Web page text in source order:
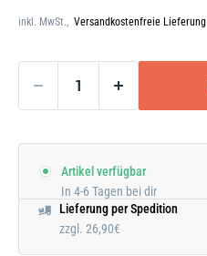
inkl. MwSt., Versandkostenfreie Lieferung
Artikel verfügbar
In 4-6 Tagen bei dir
Lieferung per Spedition
zzgl. 26,90€